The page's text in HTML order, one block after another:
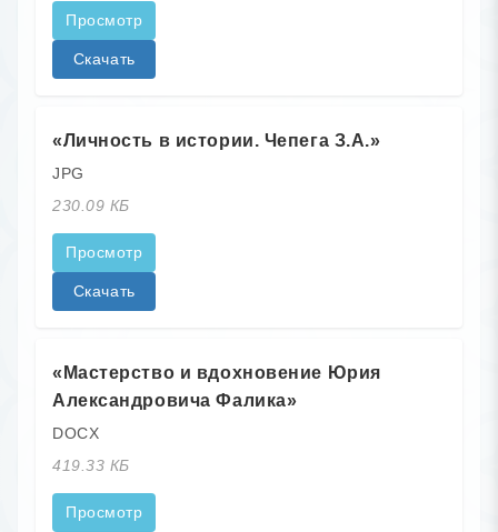
Просмотр
Скачать
«Личность в истории. Чепега З.А.»
JPG
230.09 КБ
Просмотр
Скачать
«Мастерство и вдохновение Юрия
Александровича Фалика»
DOCX
419.33 КБ
Просмотр